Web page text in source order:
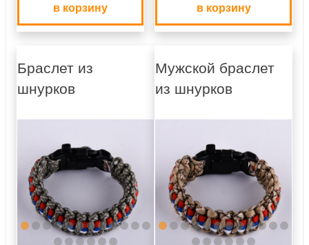
в корзину в корзину
Браслет из
шнурков
Мужской браслет
из шнурков